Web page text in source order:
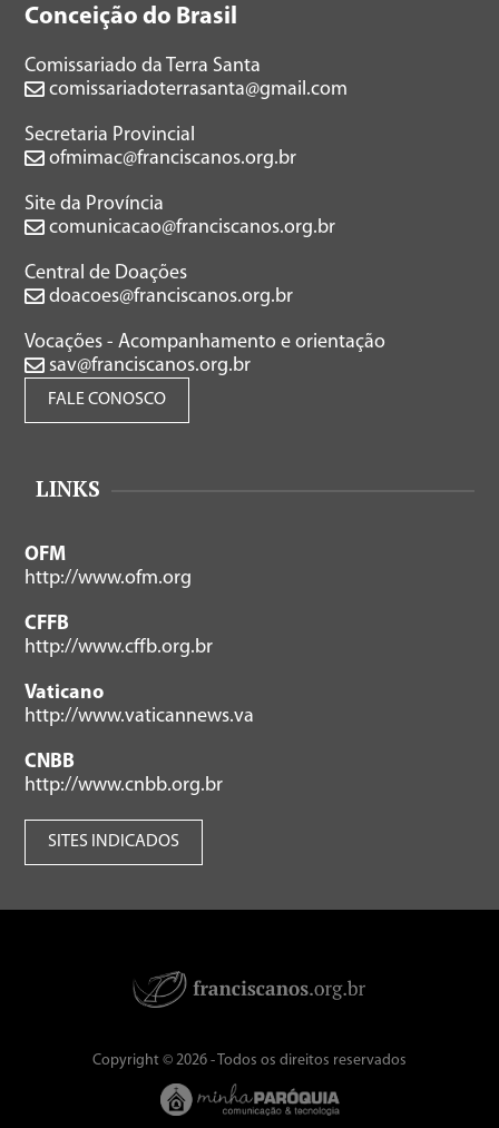
Conceição do Brasil
Comissariado da Terra Santa
comissariadoterrasanta@gmail.com
Secretaria Provincial
ofmimac@franciscanos.org.br
Site da Província
comunicacao@franciscanos.org.br
Central de Doações
doacoes@franciscanos.org.br
Vocações - Acompanhamento e orientação
sav@franciscanos.org.br
FALE CONOSCO
LINKS
OFM
http://www.ofm.org
CFFB
http://www.cffb.org.br
Vaticano
http://www.vaticannews.va
CNBB
http://www.cnbb.org.br
SITES INDICADOS
Copyright © 2026 - Todos os direitos reservados